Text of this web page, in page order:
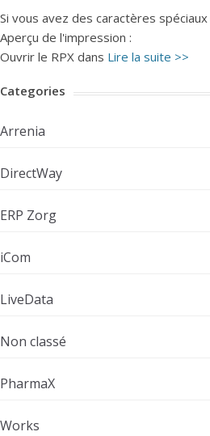
Si vous avez des caractères
Aperçu de l'impression :
Ouvrir le RPX dans Lire la suite >>
Categories
Arrenia
DirectWay
ERP Zorg
iCom
LiveData
Non classé
PharmaX
Works